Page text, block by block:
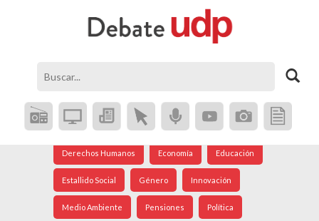
Coronavirus Crisis Social Democracia
Derechos Humanos Economía Educación
Estallido Social Género Innovación
Medio Ambiente Pensiones Política